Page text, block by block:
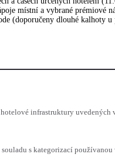
místní a vybrané prémiové
(doporučeny dlouhé kalhoty u
infrastruktury uvedených
s kategorizací